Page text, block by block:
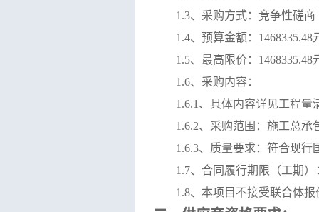
1.3、采购方式：竞争性磋商
1.4、预算金额： 1468335.48
1.5、最高限价： 1468335.48
1.6、采购内容：
1.6.1、 具体内容详见工程量
1.6.2、 采购范围：施工总承
1.6.3、质量要求：符合现行
1.7、合同履行期限 （工期）
1.8、 本项目不接受联合体报